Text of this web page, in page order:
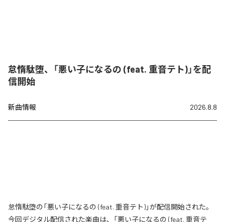
怠惰駄堕、「悪い子になるの (feat. 重音テト)」を配
信開始
新曲情報 2026.8.8
怠惰駄堕の「悪い子になるの (feat. 重音テト)」が配信開始された。
今回デジタル配信された楽曲は、「悪い子になるの (feat. 重音テ